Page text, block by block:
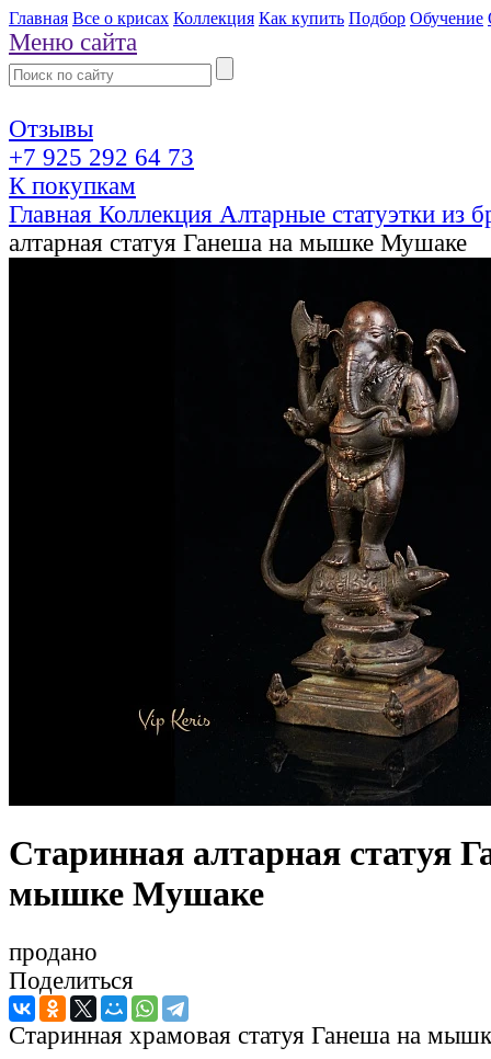
Главная Все о крисах Коллекция Как купить Подбор Обучение
Меню сайта
Отзывы
+7 925 292 64 73
К покупкам
Главная Коллекция Алтарные статуэтки из
алтарная статуя Ганеша на мышке Мушаке
Старинная алтарная статуя
мышке Мушаке
продано
Поделиться
Старинная храмовая статуя Ганеша на